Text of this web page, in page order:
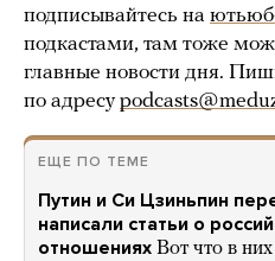
подписывайтесь на
подкастами, там тоже
главные новости дня.
по адресу
ЕЩЕ ПО ТЕМЕ
Путин и Си Цзиньпин
написали статьи о
отношениях Вот что в